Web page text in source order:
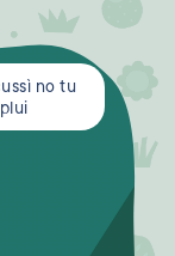
no tu